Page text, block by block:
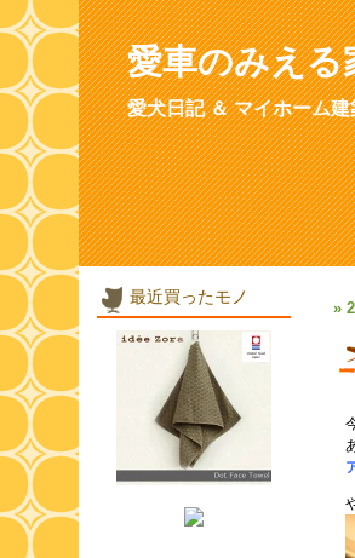
愛車のみえる
愛犬日記 ＆ マイホーム建
»
最近買ったモノ